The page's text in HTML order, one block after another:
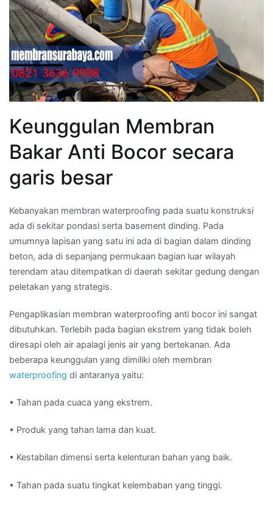
Keunggulan Membran
Bakar Anti Bocor secara
garis besar
Kebanyakan membran waterproofing pada suatu konstruksi
ada di sekitar pondasi serta basement dinding. Pada
umumnya lapisan yang satu ini ada di bagian dalam dinding
beton, ada di sepanjang permukaan bagian luar wilayah
terendam atau ditempatkan di daerah sekitar gedung dengan
peletakan yang strategis.
Pengaplikasian membran waterproofing anti bocor ini sangat
dibutuhkan. Terlebih pada bagian ekstrem yang tidak boleh
diresapi oleh air apalagi jenis air yang bertekanan. Ada
beberapa keunggulan yang dimiliki oleh membran
waterproofing di antaranya yaitu:
• Tahan pada cuaca yang ekstrem.
• Produk yang tahan lama dan kuat.
• Kestabilan dimensi serta kelenturan bahan yang baik.
• Tahan pada suatu tingkat kelembaban yang tinggi.